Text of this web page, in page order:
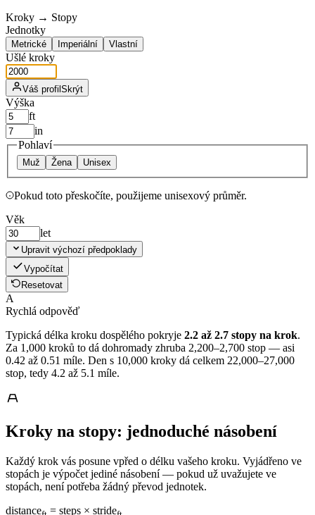
Kroky → Stopy
Jednotky
Metrické Imperiální Vlastní
Ušlé kroky
Váš profilSkrýt
Výška
ft
in
Pohlaví
Muž Žena Unisex
Pokud toto přeskočíte, použijeme unisexový průměr.
Věk
let
Upravit výchozí předpoklady
Vypočítat
Resetovat
A
Rychlá odpověď
Typická délka kroku dospělého pokryje 2.2 až 2.7 stopy na krok.
Za 1,000 kroků to dá dohromady zhruba 2,200–2,700 stop — asi
0.42 až 0.51 míle. Den s 10,000 kroky dá celkem 22,000–27,000
stop, tedy 4.2 až 5.1 míle.
Kroky na stopy: jednoduché násobení
Každý krok vás posune vpřed o délku vašeho kroku. Vyjádřeno ve
stopách je výpočet jediné násobení — pokud už uvažujete ve
stopách, není potřeba žádný převod jednotek.
distance
= steps × stride